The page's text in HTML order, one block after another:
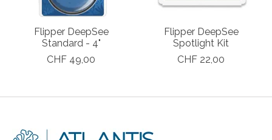
Flipper DeepSee
Standard - 4"
CHF 49,00
Flipper DeepSee
Spotlight Kit
CHF 22,00